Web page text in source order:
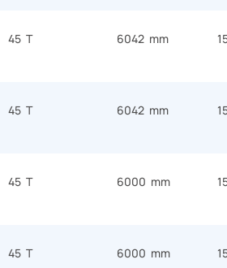
45 T 6042 mm
45 T 6042 mm
45 T 6000 mm
45 T 6000 mm